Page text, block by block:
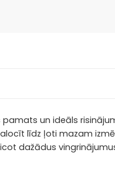
un ideāls
līdz ļoti mazam
dažādus